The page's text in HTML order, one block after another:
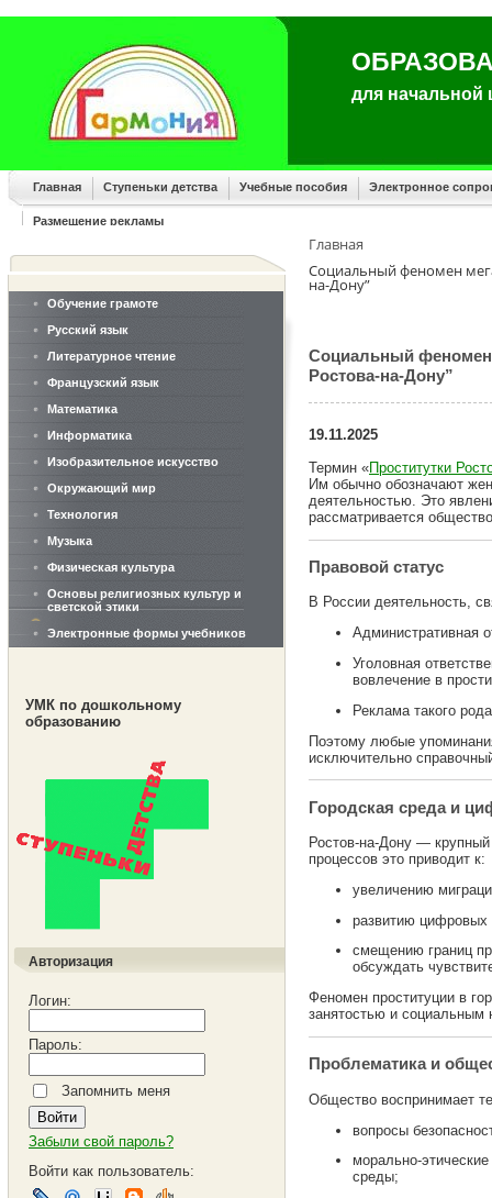
для
Главная Ступеньки детства Учебные пособия Электронное
Размещение рекламы
Обучение грамоте
Русский язык
Литературное чтение
Французский язык
Математика
Информатика
Изобразительное искусство
Окружающий мир
Технология
Музыка
Физическая культура
Основы религиозных культур и
светской этики
Электронные формы учебников
УМК по дошкольному
образованию
Авторизация
Логин:
Пароль:
Запомнить меня
Забыли свой пароль?
Войти как пользователь:
Главная
Социальный феномен
на-Дону”
Социальный феномен
Ростова-на-Дону”
19.11.2025
Термин «Проститутки
Им обычно обозначают
деятельностью. Это
рассматривается
Правовой статус
В России деятельность,
Административная
Уголовная
вовлечение в
Реклама такого
Поэтому любые
исключительно
Городская среда и
Ростов-на-Дону —
процессов это приводит к:
увеличению
развитию
смещению границ
обсуждать
Феномен проституции в
занятостью и социальным
Проблематика и
Общество воспринимает
вопросы
морально-
среды;